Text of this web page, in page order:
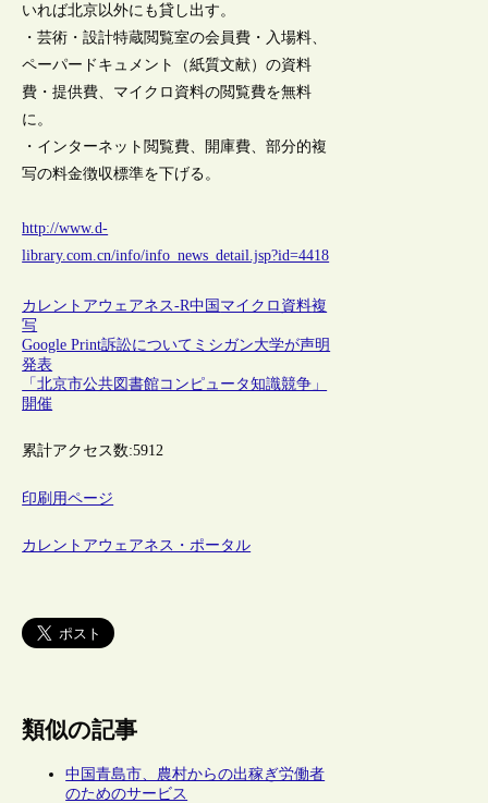
いれば北京以外にも貸し出す。
・芸術・設計特蔵閲覧室の会員費・入場料、
ペーパードキュメント（紙質文献）の資料
費・提供費、マイクロ資料の閲覧費を無料
に。
・インターネット閲覧費、開庫費、部分的複
写の料金徴収標準を下げる。
http://www.d-
library.com.cn/info/info_news_detail.jsp?id=4418
カレントアウェアネス-R中国 マイクロ資料複
写
Google Print訴訟についてミシガン大学が声明
発表
「北京市公共図書館コンピュータ知識競争」
開催
累計アクセス数:5912
印刷用ページ
カレントアウェアネス・ポータル
類似の記事
中国青島市、農村からの出稼ぎ労働者
のためのサービス